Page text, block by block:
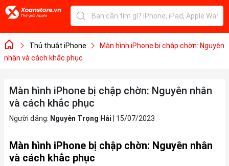
Thủ thuật iPhone
Màn hình iPhone bị chập chờn: Nguyên
nhân và cách khắc phục
Màn hình iPhone bị chập chờn: Nguyên nhân
và cách khắc phục
Người đăng: Nguyễn Trọng Hải 15/07/2023
Màn hình iPhone bị chập chờn: Nguyên nhân
và cách khắc phục